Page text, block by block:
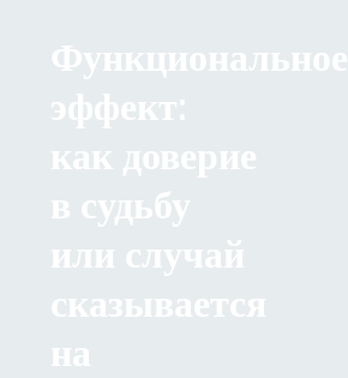
Функциональное
эффект:
как доверие
в судьбу
или случай
сказывается
на